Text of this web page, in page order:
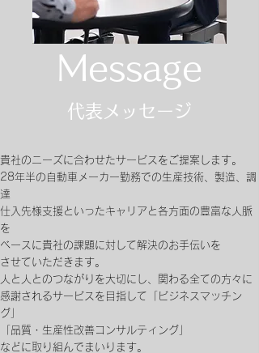
Message
​代表メッセージ
貴社のニーズに合わせたサービスをご提案します。
28年半の自動車メーカー勤務での生産技術、製造、調
達
仕入先様支援 といったキャリアと各方面の豊富な人脈
を
ベースに貴社の課題に対して解決のお手伝いを
させていただきます。
人と人とのつながりを大切にし、関わる全ての方々に
感謝されるサービスを 目指して 「ビジネスマッチン
グ」
「品質・生産性改善コンサルティング」
などに取り組んでまいります。